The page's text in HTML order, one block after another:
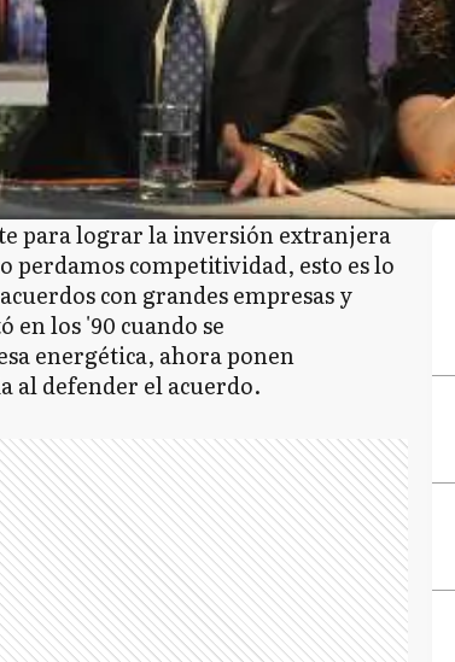
para lograr la inversión extranjera
perdamos competitividad, esto es lo
con grandes empresas y
en los '90 cuando se
energética, ahora ponen
al defender el acuerdo.